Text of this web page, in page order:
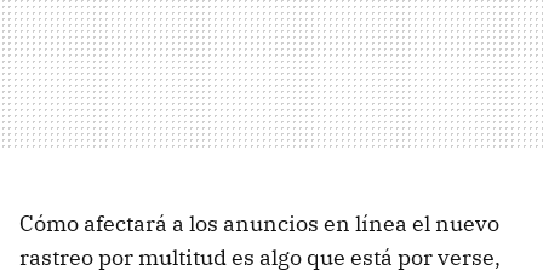
Cómo afectará a los anuncios en línea el nuevo
rastreo por multitud es algo que está por verse,